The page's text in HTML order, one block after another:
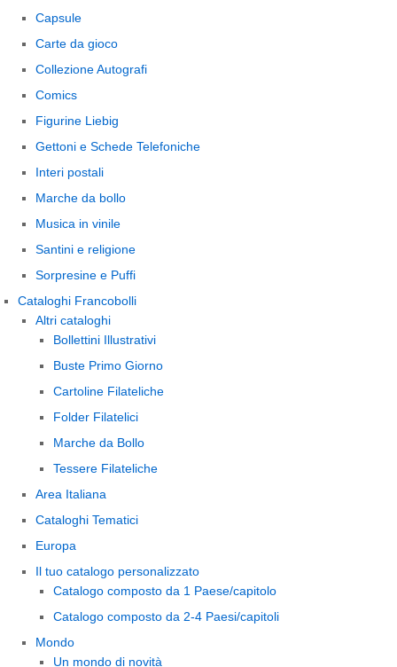
Capsule
Carte da gioco
Collezione Autografi
Comics
Figurine Liebig
Gettoni e Schede Telefoniche
Interi postali
Marche da bollo
Musica in vinile
Santini e religione
Sorpresine e Puffi
Cataloghi Francobolli
Altri cataloghi
Bollettini Illustrativi
Buste Primo Giorno
Cartoline Filateliche
Folder Filatelici
Marche da Bollo
Tessere Filateliche
Area Italiana
Cataloghi Tematici
Europa
Il tuo catalogo personalizzato
Catalogo composto da 1 Paese/capitolo
Catalogo composto da 2-4 Paesi/capitoli
Mondo
Un mondo di novità